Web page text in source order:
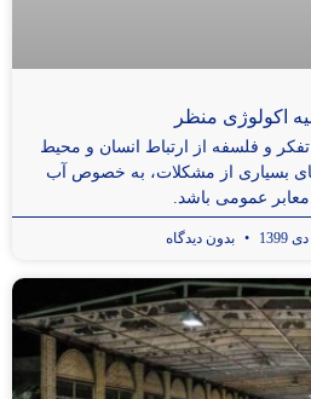
اکولوژی منظر
و فلسفه از ارتباط انسان و محیط
بسیاری از مشکلات، به خصوص آب
عمومی باشد.
بدون دیدگاه